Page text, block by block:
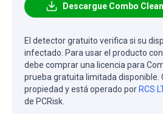
Descargue Combo
El detector gratuito verifica si su
infectado. Para usar el producto
debe comprar una licencia para
prueba gratuita limitada disponible.
propiedad y está operado por RCS
de PCRisk.